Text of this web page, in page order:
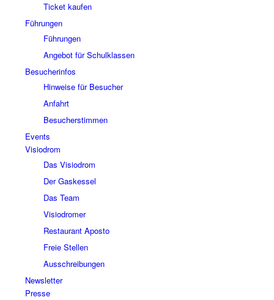
Ticket kaufen
Führungen
Führungen
Angebot für Schulklassen
Besucherinfos
Hinweise für Besucher
Anfahrt
Besucherstimmen
Events
Visiodrom
Das Visiodrom
Der Gaskessel
Das Team
Visiodromer
Restaurant Aposto
Freie Stellen
Ausschreibungen
Newsletter
Presse